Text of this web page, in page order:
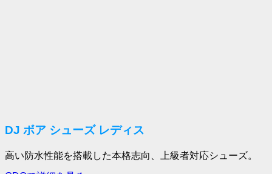
DJ ボア シューズ レディス
高い防水性能を搭載した本格志向、上級者対応シューズ。